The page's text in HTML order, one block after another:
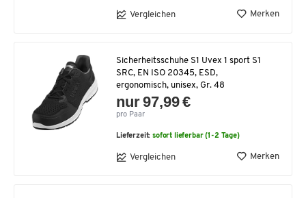
Vergleichen Merken
Sicherheitsschuhe S1 Uvex 1 sport S1
SRC, EN ISO 20345, ESD,
ergonomisch, unisex, Gr. 48
nur 97,99 €
pro Paar
Lieferzeit:sofort lieferbar (1-2 Tage)
Vergleichen Merken